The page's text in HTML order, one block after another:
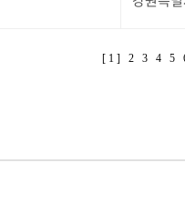
[ 1 ] 2 3 4 5